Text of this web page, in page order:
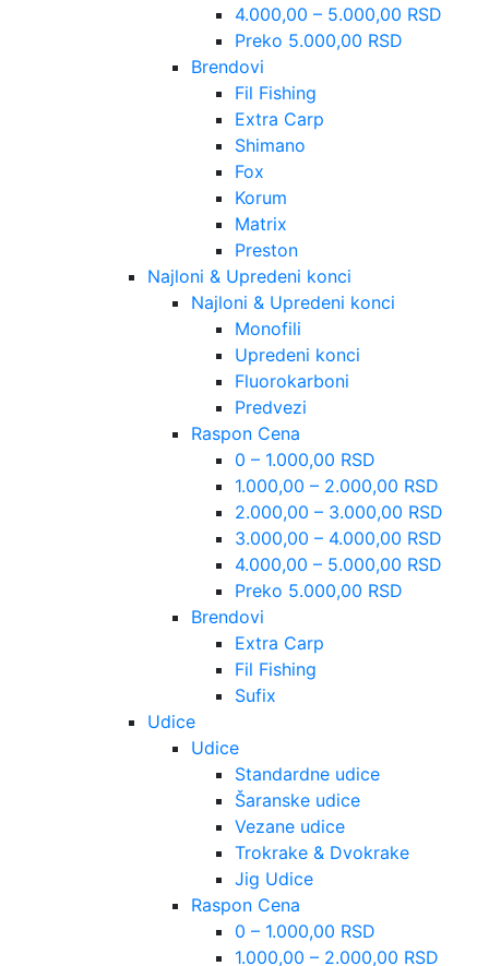
4.000,00 – 5.000,00 RSD
Preko 5.000,00 RSD
Brendovi
Fil Fishing
Extra Carp
Shimano
Fox
Korum
Matrix
Preston
Najloni & Upredeni konci
Najloni & Upredeni konci
Monofili
Upredeni konci
Fluorokarboni
Predvezi
Raspon Cena
0 – 1.000,00 RSD
1.000,00 – 2.000,00 RSD
2.000,00 – 3.000,00 RSD
3.000,00 – 4.000,00 RSD
4.000,00 – 5.000,00 RSD
Preko 5.000,00 RSD
Brendovi
Extra Carp
Fil Fishing
Sufix
Udice
Udice
Standardne udice
Šaranske udice
Vezane udice
Trokrake & Dvokrake
Jig Udice
Raspon Cena
0 – 1.000,00 RSD
1.000,00 – 2.000,00 RSD